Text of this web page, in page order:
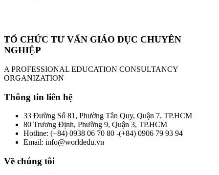
TỔ CHỨC TƯ VẤN GIÁO DỤC CHUYÊN
NGHIỆP
A PROFESSIONAL EDUCATION CONSULTANCY
ORGANIZATION
Thông tin liên hệ
33 Đường Số 81, Phường Tân Quy, Quận 7, TP.HCM
80 Trương Định, Phường 9, Quận 3, TP.HCM
Hotline: (+84) 0938 06 70 80 -(+84) 0906 79 93 94
Email: info@worldedu.vn
Về chúng tôi